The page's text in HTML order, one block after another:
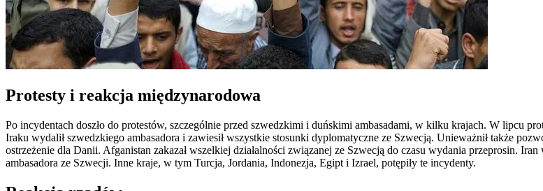
Protesty i reakcja międzynarodowa
Po incydentach doszło do protestów, szczególnie przed szwedzkimi i duńskimi ambasadami, w kilku krajach. W lipcu
Iraku wydalił szwedzkiego ambasadora i zawiesił wszystkie stosunki dyplomatyczne ze Szwecją. Unieważnił także
ostrzeżenie dla Danii. Afganistan zakazał wszelkiej działalności związanej ze Szwecją do czasu wydania przeprosin.
ambasadora ze Szwecji. Inne kraje, w tym Turcja, Jordania, Indonezja, Egipt i Izrael, potępiły te incydenty.